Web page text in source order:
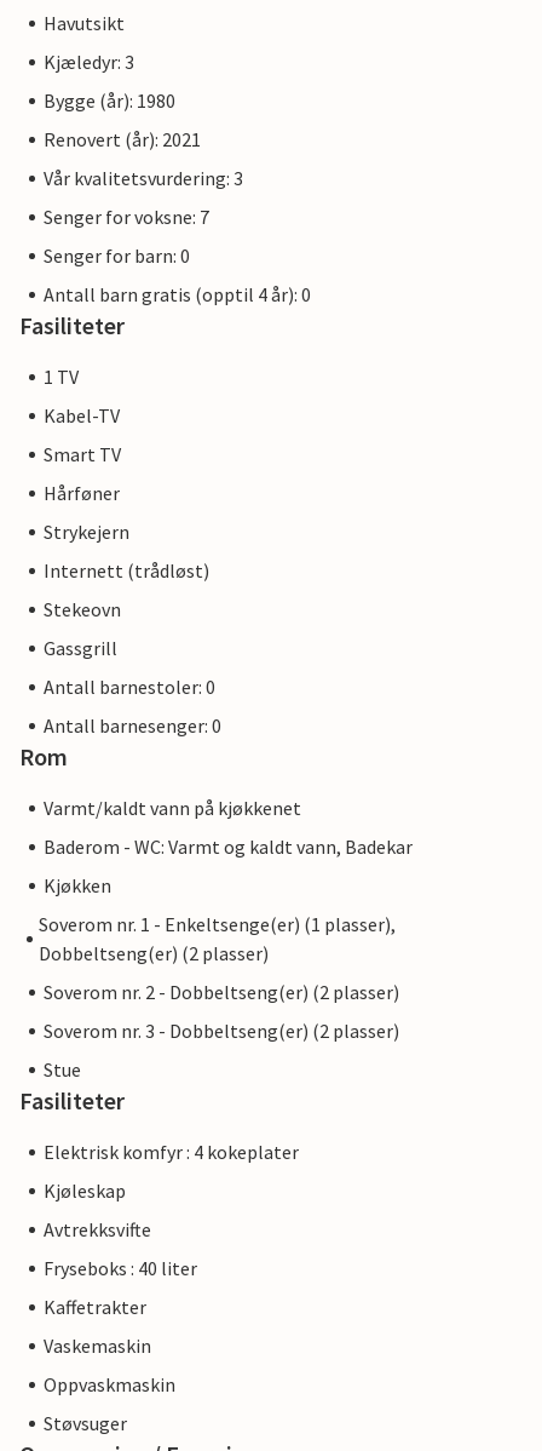
Havutsikt
Kjæledyr: 3
Bygge (år): 1980
Renovert (år): 2021
Vår kvalitetsvurdering: 3
Senger for voksne: 7
Senger for barn: 0
Antall barn gratis (opptil 4 år): 0
Fasiliteter
1 TV
Kabel-TV
Smart TV
Hårføner
Strykejern
Internett (trådløst)
Stekeovn
Gassgrill
Antall barnestoler: 0
Antall barnesenger: 0
Rom
Varmt/kaldt vann på kjøkkenet
Baderom - WC: Varmt og kaldt vann, Badekar
Kjøkken
Soverom nr. 1 - Enkeltsenge(er) (1 plasser),
Dobbeltseng(er) (2 plasser)
Soverom nr. 2 - Dobbeltseng(er) (2 plasser)
Soverom nr. 3 - Dobbeltseng(er) (2 plasser)
Stue
Fasiliteter
Elektrisk komfyr : 4 kokeplater
Kjøleskap
Avtrekksvifte
Fryseboks : 40 liter
Kaffetrakter
Vaskemaskin
Oppvaskmaskin
Støvsuger